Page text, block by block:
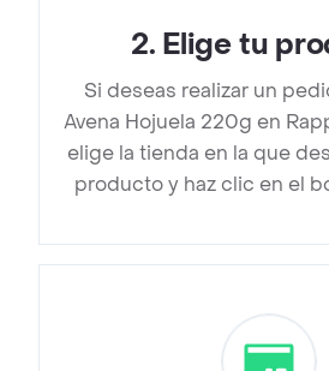
2. Elige tu
Si deseas realizar un
Avena Hojuela 220g en
elige la tienda en la que
producto y haz clic en el